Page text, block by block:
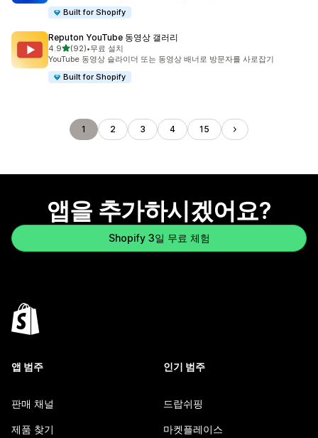
Built for Shopify
Reputon YouTube 동영상 갤러리
4.9별 5개 중
(92)
총 리뷰 92개
•무료 설치
YouTube 동영상 슬라이더 또는 동영상 배너로 방문자를 사로잡기
Built for Shopify
1 2 3 4 15
앱을 추가하시겠어요?
Shopify 3일 무료 체험
앱 범주
판매 채널
제품 찾기
인기 범주
드랍쉬핑
마켓플레이스